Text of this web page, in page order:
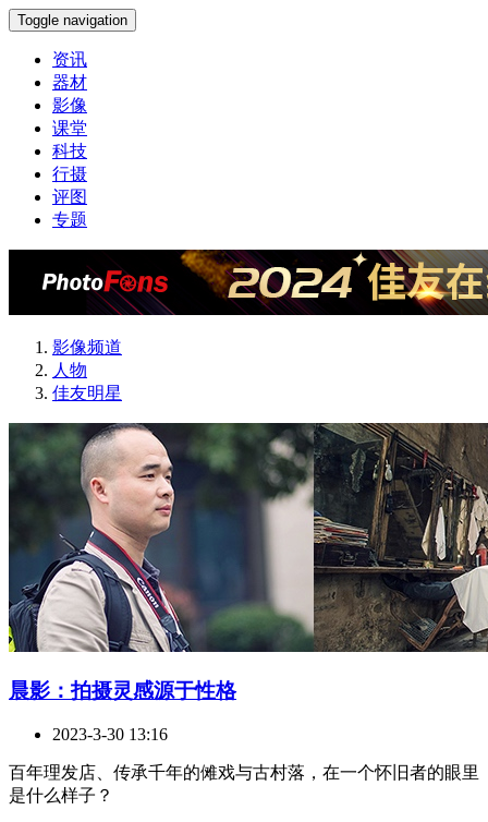
Toggle navigation
资讯
器材
影像
课堂
科技
行摄
评图
专题
影像频道
人物
佳友明星
晨影：拍摄灵感源于性格
2023-3-30 13:16
百年理发店、传承千年的傩戏与古村落，在一个怀旧者的眼里
是什么样子？